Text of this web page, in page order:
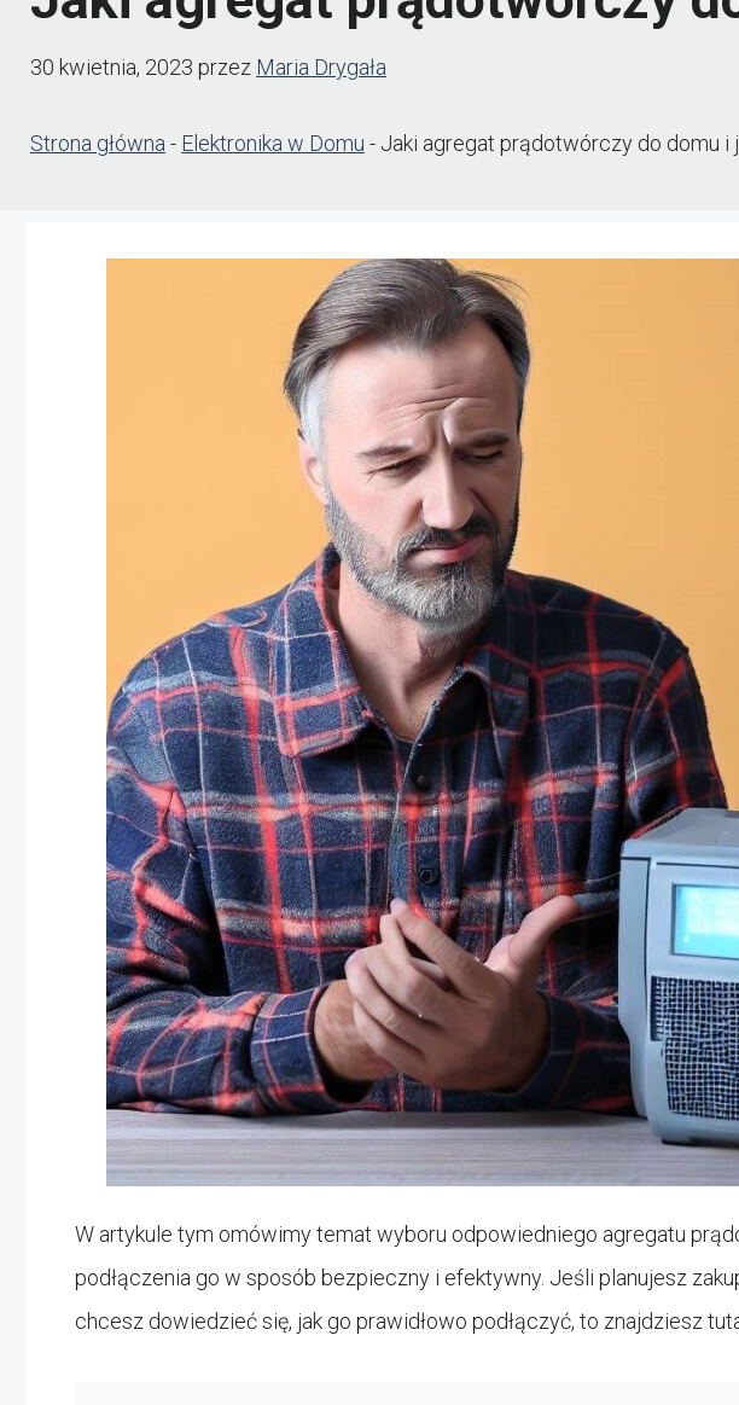
30 kwietnia, 2023 przez Maria Drygała
Strona główna - Elektronika w Domu - Jaki agregat prądotwórczy do domu i
W artykule tym omówimy temat wyboru odpowiedniego agregatu
podłączenia go w sposób bezpieczny i efektywny. Jeśli planujesz
chcesz dowiedzieć się, jak go prawidłowo podłączyć, to znajdziesz